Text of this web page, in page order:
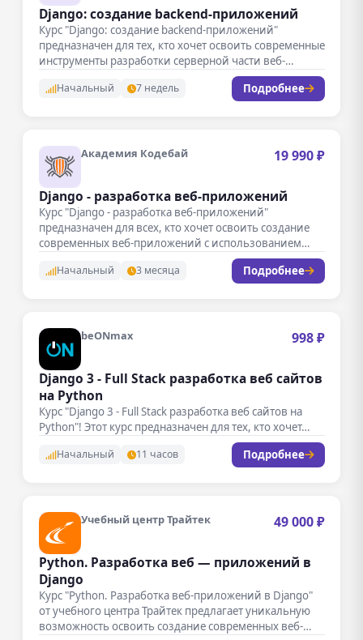
Django: создание backend-приложений
Курс "Django: создание backend-приложений"
предназначен для тех, кто хочет освоить современные
инструменты разработки серверной части веб-
Начальный 7 недель Подробнее
Академия Кодебай 19 990 ₽
Django - разработка веб-приложений
Курс "Django - разработка веб-приложений"
предназначен для всех, кто хочет освоить создание
современных веб-приложений с использованием
Начальный 3 месяца Подробнее
beONmax 998 ₽
Django 3 - Full Stack разработка веб сайтов
на Python
Курс "Django 3 - Full Stack разработка веб сайтов на
Python"! Этот курс предназначен для тех, кто хочет…
Начальный 11 часов Подробнее
Учебный центр Трайтек 49 000 ₽
Python. Разработка веб — приложений в
Django
Курс "Python. Разработка веб-приложений в Django"
от учебного центра Трайтек предлагает уникальную
возможность освоить создание современных веб-